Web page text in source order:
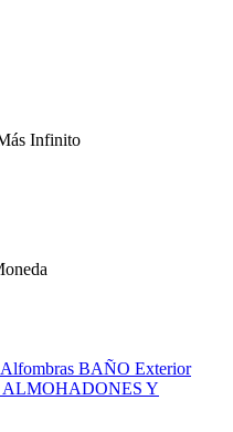
Alfombras BAÑO Exterior
ALMOHADONES Y